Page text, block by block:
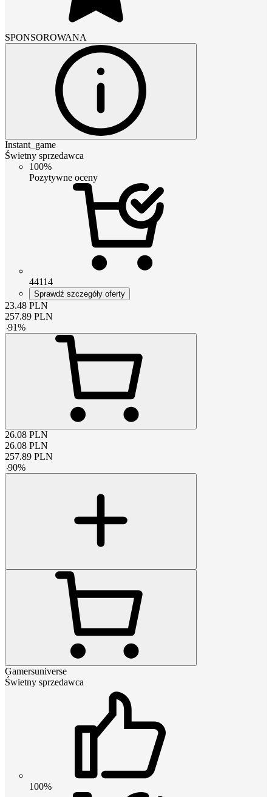
SPONSOROWANA
Instant_game
Świetny sprzedawca
100%
Pozytywne oceny
44114
Sprawdź szczegóły oferty
23.48 PLN
257.89 PLN
-91%
26.08 PLN
26.08 PLN
257.89 PLN
-90%
Gamersuniverse
Świetny sprzedawca
100%